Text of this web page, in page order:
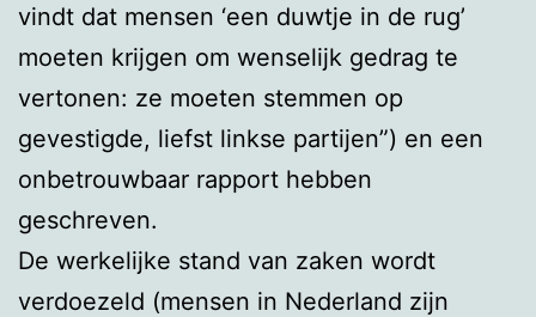
vindt dat mensen ‘een duwtje in de rug’
moeten krijgen om wenselijk gedrag te
vertonen: ze moeten stemmen op
gevestigde, liefst linkse partijen”) en een
onbetrouwbaar rapport hebben
geschreven.
De werkelijke stand van zaken wordt
verdoezeld (mensen in Nederland zijn